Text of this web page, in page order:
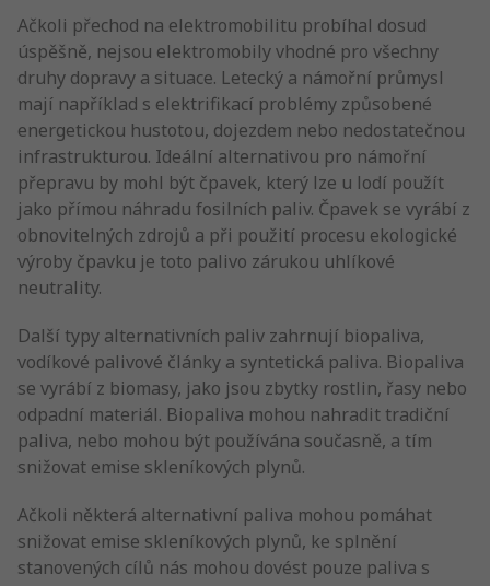
Ačkoli přechod na elektromobilitu probíhal dosud
úspěšně, nejsou elektromobily vhodné pro všechny
druhy dopravy a situace. Letecký a námořní průmysl
mají například s elektrifikací problémy způsobené
energetickou hustotou, dojezdem nebo nedostatečnou
infrastrukturou. Ideální alternativou pro námořní
přepravu by mohl být čpavek, který lze u lodí použít
jako přímou náhradu fosilních paliv. Čpavek se vyrábí z
obnovitelných zdrojů a při použití procesu ekologické
výroby čpavku je toto palivo zárukou uhlíkové
neutrality.
Další typy alternativních paliv zahrnují biopaliva,
vodíkové palivové články a syntetická paliva. Biopaliva
se vyrábí z biomasy, jako jsou zbytky rostlin, řasy nebo
odpadní materiál. Biopaliva mohou nahradit tradiční
paliva, nebo mohou být používána současně, a tím
snižovat emise skleníkových plynů.
Ačkoli některá alternativní paliva mohou pomáhat
snižovat emise skleníkových plynů, ke splnění
stanovených cílů nás mohou dovést pouze paliva s